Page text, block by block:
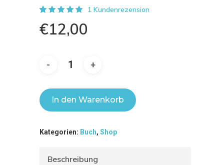
mit5.00
von 5,
1 Kundenrezension
€12,00
In den Warenkorb
Kategorien: Buch, Shop
Beschreibung